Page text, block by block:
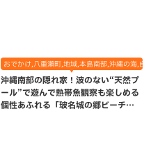
おでかけ,八重瀬町,地域,本島南部,沖縄の海,自
沖縄南部の隠れ家！波のない“天然プ
ール”で遊んで熱帯魚観察も楽しめる
個性あふれる「玻名城の郷ビーチ」